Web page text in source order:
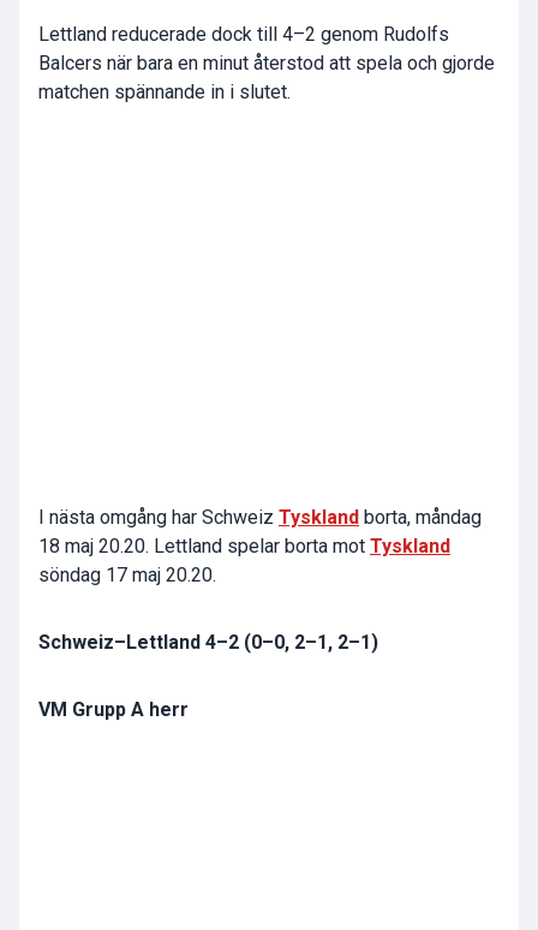
Lettland reducerade dock till 4–2 genom Rudolfs
Balcers när bara en minut återstod att spela och gjorde
matchen spännande in i slutet.
I nästa omgång har Schweiz Tyskland borta, måndag
18 maj 20.20. Lettland spelar borta mot Tyskland
söndag 17 maj 20.20.
Schweiz–Lettland 4–2 (0–0, 2–1, 2–1)
VM Grupp A herr